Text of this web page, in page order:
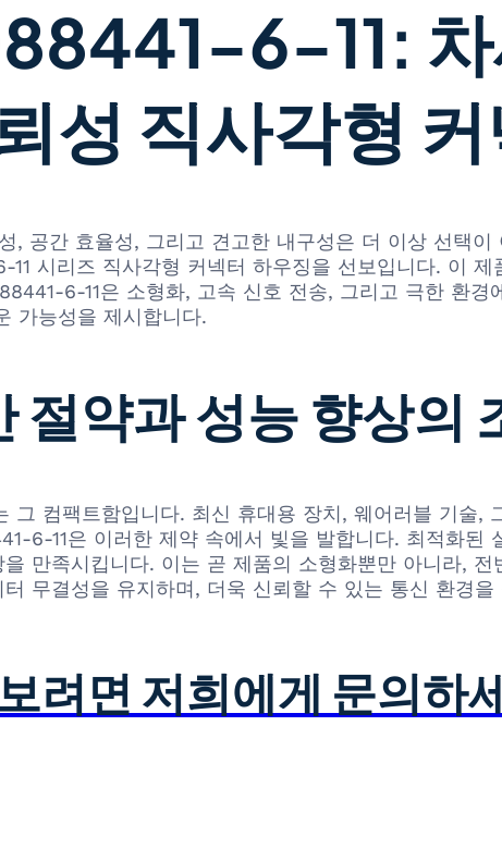
6-11: 차
성 직사각형
, 공간 효율성, 그리고 견고한 내구성은 더 이상 선택
시리즈 직사각형 커넥터 하우징을 선보입니다. 이
6-11은 소형화, 고속 신호 전송, 그리고 극한 환경
가능성을 제시합니다.
절약과 성능 향상의
컴팩트함입니다. 최신 휴대용 장치, 웨어러블 기술,
6-11은 이러한 제약 속에서 빛을 발합니다. 최적화된
만족시킵니다. 이는 곧 제품의 소형화뿐만 아니라,
무결성을 유지하며, 더욱 신뢰할 수 있는 통신 환경을
려면 저희에게 문의하